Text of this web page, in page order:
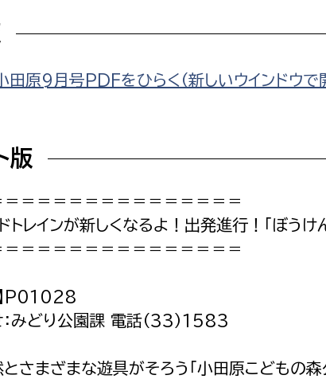
田原9月号PDFをひらく（新しいウインドウで
版
＝＝＝＝＝＝＝＝＝＝＝＝＝＝＝
レインが新しくなるよ！出発進行！「ぼうけ
＝＝＝＝＝＝＝＝＝＝＝＝＝＝＝
P01028
みどり公園課 電話（33）1583
さまざまな遊具がそろう「小田原こどもの